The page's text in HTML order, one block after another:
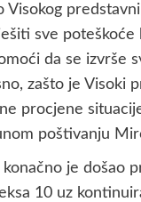
sve
da se izvrše
zašto je Visoki
procjene
poštivanju
je došao
10 uz